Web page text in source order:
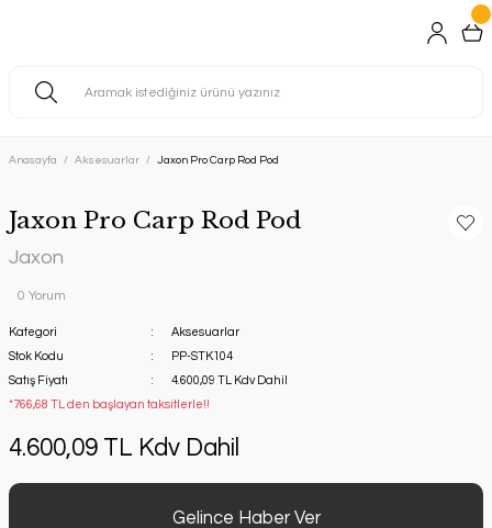
Anasayfa Aksesuarlar Jaxon Pro Carp Rod Pod
Jaxon Pro Carp Rod Pod
Jaxon
0 Yorum
Kategori
Aksesuarlar
Stok Kodu
PP-STK104
Satış Fiyatı
4.600,09 TL Kdv Dahil
*766,68 TL den başlayan taksitlerle!!
4.600,09 TL Kdv Dahil
Gelince Haber Ver